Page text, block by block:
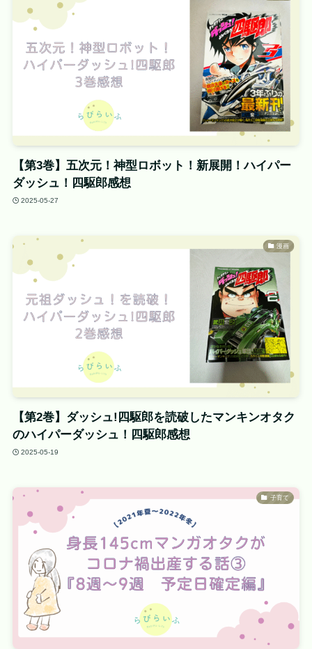
【第3巻】五次元！神型ロボット！新展開！ハイパー
ダッシュ！四駆郎感想
2025-05-27
漫画
【第2巻】ダッシュ!四駆郎を読破したマンキンオタク
のハイパーダッシュ！四駆郎感想
2025-05-19
子育て